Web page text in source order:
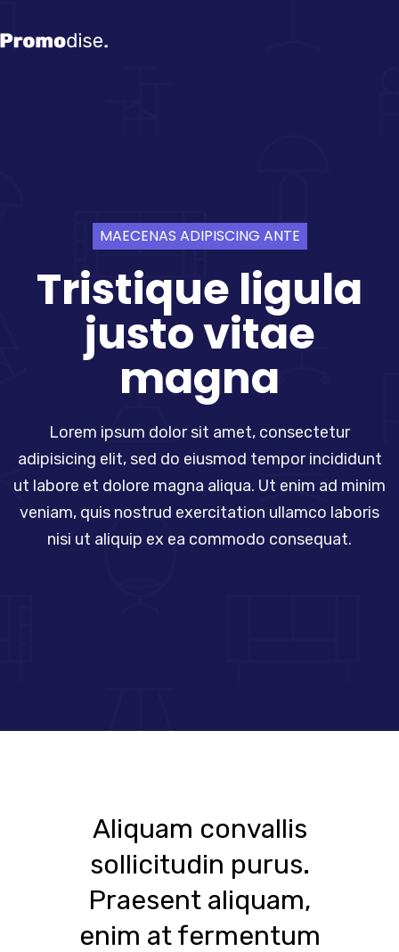
MAECENAS ADIPISCING ANTE
Tristique ligula
justo vitae
magna
Lorem ipsum dolor sit amet, consectetur
adipisicing elit, sed do eiusmod tempor incididunt
ut labore et dolore magna aliqua. Ut enim ad minim
veniam, quis nostrud exercitation ullamco laboris
nisi ut aliquip ex ea commodo consequat.
Aliquam convallis
sollicitudin purus.
Praesent aliquam,
enim at fermentum